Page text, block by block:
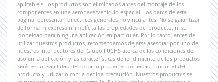
aplicable si los productos son eliminados antes del montaje de los
componentes en una aeronave/vehículo espacial. Los datos de esta
página representan directrices generales no vinculantes. No se garantizan
de forma ni expresa ni implícita las propiedades del producto, ni su
idoneidad para ninguna aplicación en particular. Por lo tanto, antes de
utilizar nuestros productos, recomendamos dejarse asesorar por uno de
nuestros interlocutores del Grupo FUCHS acerca de las condiciones de
uso en la aplicación y las características de rendimiento de los productos.
Será responsabilidad del usuario probar la idoneidad funcional del
producto y utilizarlo con la debida precaución. Nuestros productos se